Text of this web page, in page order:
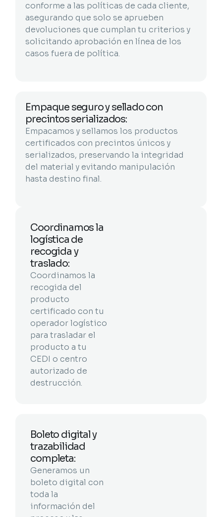
conforme a las políticas de cada cliente,
asegurando que solo se aprueben
devoluciones que cumplan tu criterios y
solicitando aprobación en línea de los
casos fuera de política.
Empaque seguro y sellado con
precintos serializados:
Empacamos y sellamos los productos
certificados con precintos únicos y
serializados, preservando la integridad
del material y evitando manipulación
hasta destino final.
Coordinamos la
logística de
recogida y
traslado:
Coordinamos la
recogida del
producto
certificado con tu
operador logístico
para trasladar el
producto a tu
CEDI o centro
autorizado de
destrucción.
Boleto digital y
trazabilidad
completa:
Generamos un
boleto digital con
toda la
información del